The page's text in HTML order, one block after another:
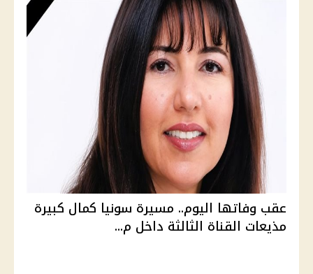
عقب وفاتها اليوم.. مسيرة سونيا كمال كبيرة
مذيعات القناة الثالثة داخل م...